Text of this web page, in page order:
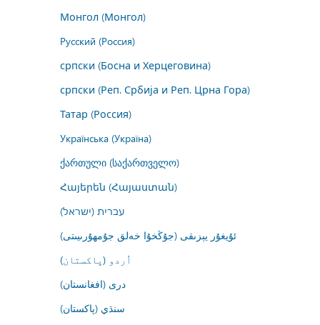
Монгол (Монгол)
Русский (Россия)
српски (Босна и Херцеговина)
српски (Реп. Србија и Реп. Црна Гора)
Татар (Россия)
Українська (Україна)
ქართული (საქართველო)
Հայերեն (Հայաստան)
עברית (ישראל)
ئۇيغۇر يېزىقى (جۇڭخۇا خەلق جۇمھۇرىيىتى)
اُردو (پاکستان)
درى (افغانستان)
سنڌي (پاکستان)